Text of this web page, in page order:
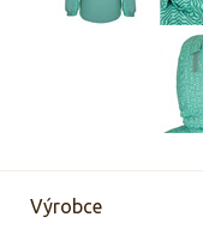
Výrobce